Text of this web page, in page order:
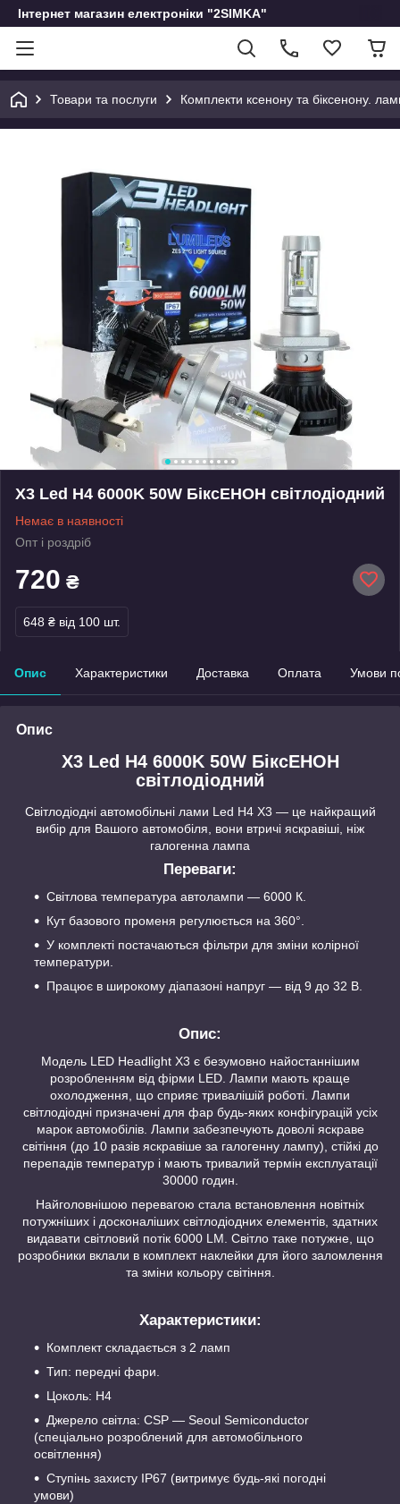
Інтернет магазин електроніки "2SIMKA"
Товари та послуги Комплекти ксенону та біксенону.
X3 Led H4 6000K 50W БіксЕНОН світлодіодний
Немає в наявності
Опт і роздріб
720 ₴
648 ₴ від 100 шт.
Опис Характеристики Доставка Оплата Умови
Опис
X3 Led H4 6000K 50W БіксЕНОН
світлодіодний
Світлодіодні автомобільні лами Led H4 X3 — це найкращий
вибір для Вашого автомобіля, вони втричі яскравіші, ніж
галогенна лампа
Переваги:
Світлова температура автолампи — 6000 К.
Кут базового променя регулюється на 360°.
У комплекті постачаються фільтри для зміни колірної
температури.
Працює в широкому діапазоні напруг — від 9 до 32 В.
Опис:
Модель LED Headlight X3 є безумовно найостаннішим
розробленням від фірми LED. Лампи мають краще
охолодження, що сприяє тривалішій роботі. Лампи
світлодіодні призначені для фар будь-яких конфігурацій усіх
марок автомобілів. Лампи забезпечують доволі яскраве
світіння (до 10 разів яскравіше за галогенну лампу), стійкі до
перепадів температур і мають тривалий термін експлуатації
30000 годин.
Найголовнішою перевагою стала встановлення новітніх
потужніших і досконаліших світлодіодних елементів, здатних
видавати світловий потік 6000 LM. Світло таке потужне, що
розробники вклали в комплект наклейки для його заломлення
та зміни кольору світіння.
Характеристики:
Комплект складається з 2 ламп
Тип: передні фари.
Цоколь: H4
Джерело світла: CSP — Seoul Semiconductor
(спеціально розроблений для автомобільного
освітлення)
Ступінь захисту IP67 (витримує будь-які погодні
умови)